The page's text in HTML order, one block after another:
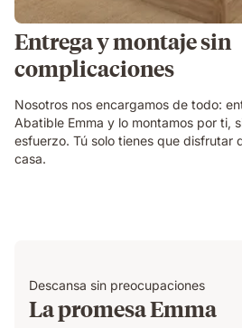
Entrega y montaje sin
complicaciones
Nosotros nos encargamos de todo:
Abatible Emma y lo montamos por ti,
esfuerzo. Tú solo tienes que disfrutar
casa.
Descansa sin preocupaciones
La promesa Emma